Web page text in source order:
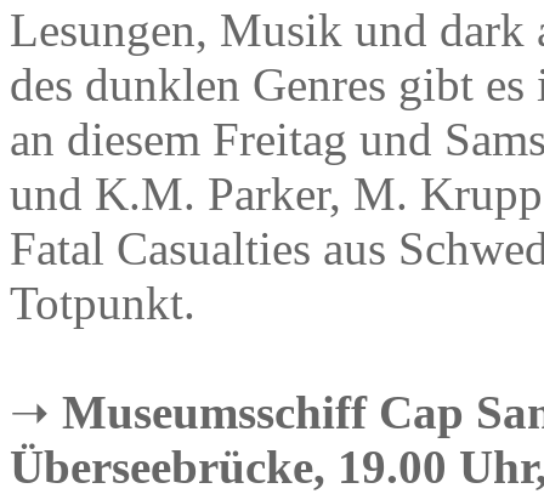
Lesungen, Musik und dark
des dunklen Genres gibt
an diesem Freitag und
und K.M. Parker, M.
Fatal Casualties aus
Totpunkt.
➝ Museumsschiff Cap
Überseebrücke, 19.00